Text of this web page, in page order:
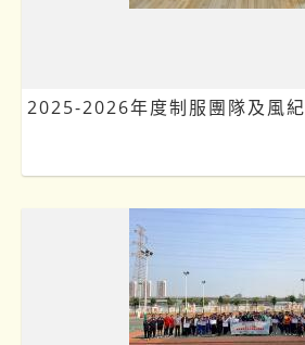
2025-2026年度制服團隊及風